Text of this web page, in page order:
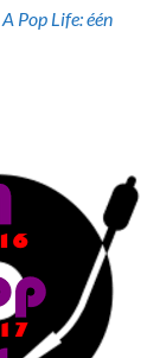
A Pop Life: één